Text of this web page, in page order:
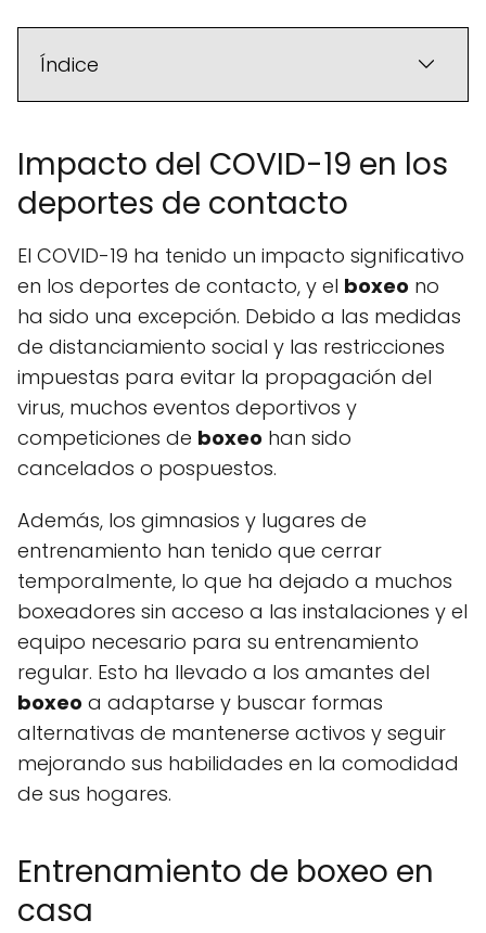
Índice
Impacto del COVID-19 en los
deportes de contacto
El COVID-19 ha tenido un impacto significativo
en los deportes de contacto, y el boxeo no
ha sido una excepción. Debido a las medidas
de distanciamiento social y las restricciones
impuestas para evitar la propagación del
virus, muchos eventos deportivos y
competiciones de boxeo han sido
cancelados o pospuestos.
Además, los gimnasios y lugares de
entrenamiento han tenido que cerrar
temporalmente, lo que ha dejado a muchos
boxeadores sin acceso a las instalaciones y el
equipo necesario para su entrenamiento
regular. Esto ha llevado a los amantes del
boxeo a adaptarse y buscar formas
alternativas de mantenerse activos y seguir
mejorando sus habilidades en la comodidad
de sus hogares.
Entrenamiento de boxeo en
casa